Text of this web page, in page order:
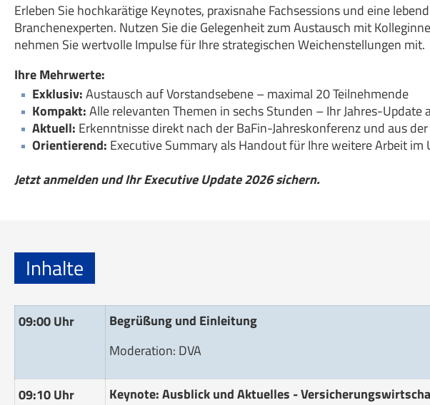
Erleben Sie hochkarätige Keynotes, praxisnahe Fachsessions und eine
Branchenexperten. Nutzen Sie die Gelegenheit zum Austausch mit
nehmen Sie wertvolle Impulse für Ihre strategischen Weichenstellungen mit.
Ihre Mehrwerte:
Exklusiv:Austausch auf Vorstandsebene – maximal 20 Teilnehmende
Kompakt:Alle relevanten Themen in sechs Stunden – Ihr Jahres-Update
Aktuell: Erkenntnisse direkt nach der BaFin-Jahreskonferenz und aus
Orientierend: Executive Summary als Handout für Ihre weitere Arbeit im
Jetzt anmelden und Ihr Executive Update 2026 sichern.
Inhalte
09:00 Uhr
Begrüßung und Einleitung
Moderation: DVA
09:10 Uhr
Keynote: Ausblick und Aktuelles -